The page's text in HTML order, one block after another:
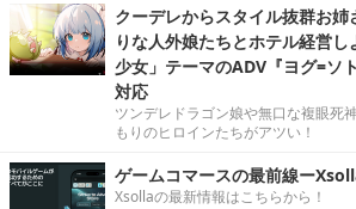
クーデレからスタイル抜群お
りな人外娘たちとホテル経営
少女」テーマのADV『ヨグ=ソ
対応
ツンデレドラゴン娘や無口な複眼死
もりのヒロインたちがアツい！
ゲームコマースの最前線ー
Xsollaの最新情報はこちらから！